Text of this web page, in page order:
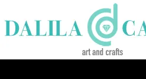
to
content